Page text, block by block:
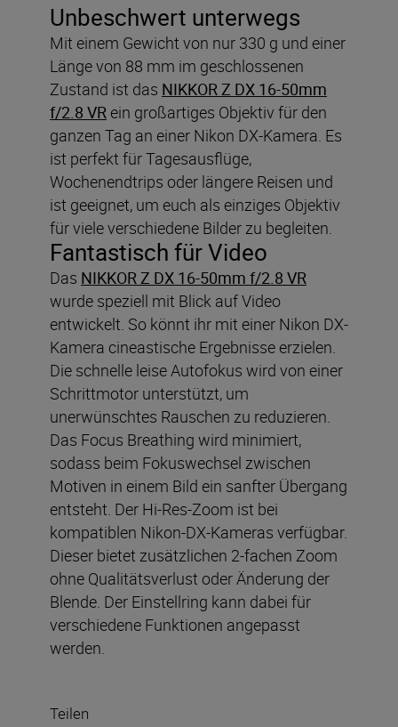
Unbeschwert unterwegs
Mit einem Gewicht von nur 330 g und einer
Länge von 88 mm im geschlossenen
Zustand ist das NIKKOR Z DX 16-50mm
f/2.8 VR ein großartiges Objektiv für den
ganzen Tag an einer Nikon DX-Kamera. Es
ist perfekt für Tagesausflüge,
Wochenendtrips oder längere Reisen und
ist geeignet, um euch als einziges Objektiv
für viele verschiedene Bilder zu begleiten.
Fantastisch für Video
Das NIKKOR Z DX 16-50mm f/2.8 VR
wurde speziell mit Blick auf Video
entwickelt. So könnt ihr mit einer Nikon DX-
Kamera cineastische Ergebnisse erzielen.
Die schnelle leise Autofokus wird von einer
Schrittmotor unterstützt, um
unerwünschtes Rauschen zu reduzieren.
Das Focus Breathing wird minimiert,
sodass beim Fokuswechsel zwischen
Motiven in einem Bild ein sanfter Übergang
entsteht. Der Hi-Res-Zoom ist bei
kompatiblen Nikon-DX-Kameras verfügbar.
Dieser bietet zusätzlichen 2-fachen Zoom
ohne Qualitätsverlust oder Änderung der
Blende. Der Einstellring kann dabei für
verschiedene Funktionen angepasst
werden.
Teilen